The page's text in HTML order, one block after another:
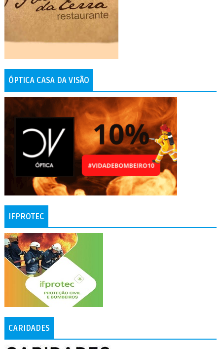
ÓPTICA CASA DA VISÃO
IFPROTEC
CARIDADES